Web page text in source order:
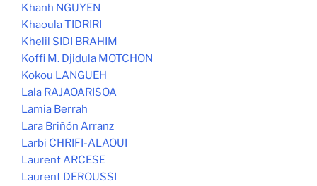
Khanh NGUYEN
Khaoula TIDRIRI
Khelil SIDI BRAHIM
Koffi M. Djidula MOTCHON
Kokou LANGUEH
Lala RAJAOARISOA
Lamia Berrah
Lara Briñón Arranz
Larbi CHRIFI-ALAOUI
Laurent ARCESE
Laurent DEROUSSI